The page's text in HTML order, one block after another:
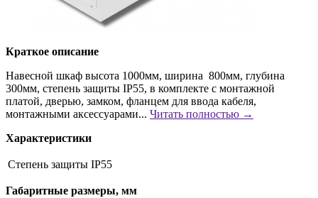
Краткое описание
Навесной шкаф высота 1000мм, ширина 800мм, глубина
300мм, степень защиты IP55, в комплекте с монтажной
платой, дверью, замком, фланцем для ввода кабеля,
монтажными аксессуарами... Читать полностью →
Характеристики
Степень защиты IP55
Габаритные размеры, мм